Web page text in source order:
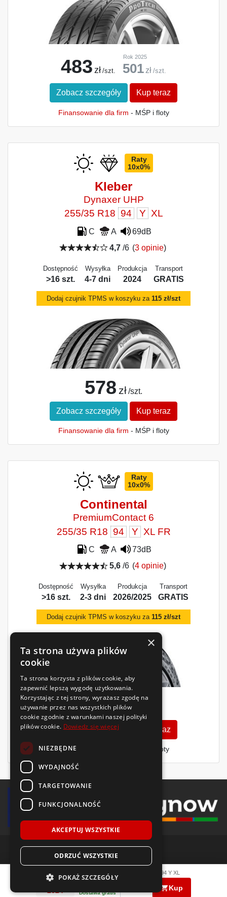
483 zł /szt.
Rok 2025
501 zł /szt.
Zobacz szczegóły Kup teraz
Finansowanie dla firm - MŚP i floty
Raty
10x0%
Kleber
Dynaxer UHP
255/35 R18 94 Y XL
C A
69dB
4,7/6 (3 opinie)
Dostępność
>16 szt.
Wysyłka
4-7 dni
Produkcja
2024
Transport
GRATIS
Dodaj czujnik TPMS w koszyku za 115 zł/szt
578 zł /szt.
Zobacz szczegóły Kup teraz
Finansowanie dla firm - MŚP i floty
Raty
10x0%
Continental
PremiumContact 6
255/35 R18 94 Y XL FR
C A
73dB
5,6/6 (4 opinie)
Dostępność
>16 szt.
Wysyłka
2-3 dni
Produkcja
2026/2025
Transport
GRATIS
Dodaj czujnik TPMS w koszyku za 115 zł/szt
735 zł/szt.
Zobacz szczegóły Kup teraz
Finansowanie dla firm - MŚP i floty
© 2018-2026 Voida.pl. Wszelkie prawa zastrzeżone.
polityka plików cookie
Hankook VENTUS S1 evo3 K127 94 Y XL
Dostawa gratis
Kup
×
Ta strona używa plików
cookie
Ta strona korzysta z plików cookie, aby
zapewnić lepszą wygodę użytkowania.
Korzystając z tej strony, wyrażasz zgodę na
używanie przez nas wszystkich plików
cookie zgodnie z warunkami naszej polityki
plików cookie. Dowiedz się więcej
NIEZBĘDNE
WYDAJNOŚĆ
TARGETOWANIE
FUNKCJONALNOŚĆ
AKCEPTUJ WSZYSTKIE
ODRZUĆ WSZYSTKIE
POKAŻ SZCZEGÓŁY